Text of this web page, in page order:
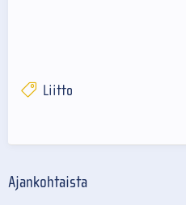
Liitto
Ajankohtaista